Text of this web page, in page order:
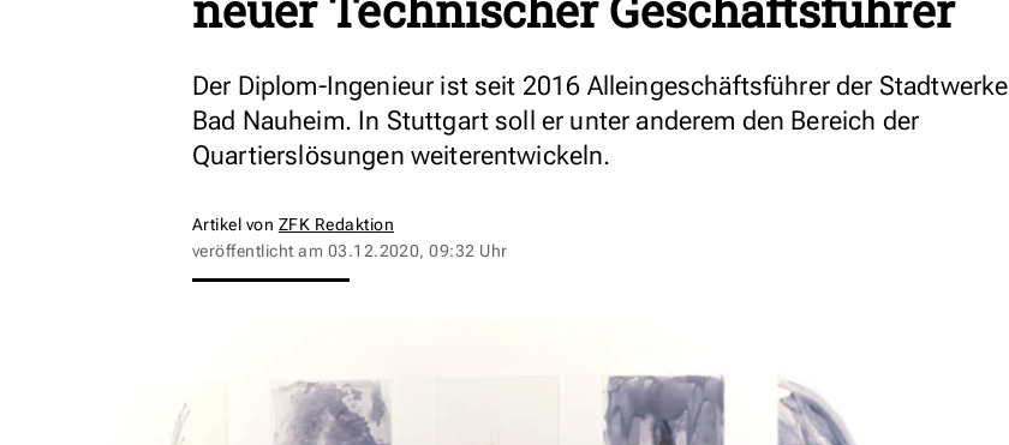
Der Diplom-Ingenieur ist seit 2016 Alleingeschäftsführer der Stadtwerke
Bad Nauheim. In Stuttgart soll er unter anderem den Bereich der
Quartierslösungen weiterentwickeln.
Artikel von ZFK Redaktion
veröffentlicht am 03.12.2020, 09:32 Uhr